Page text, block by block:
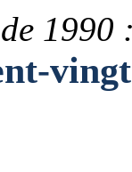
1990